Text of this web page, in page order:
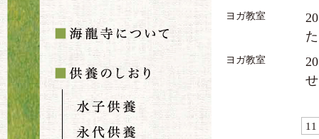
ヨガ教室
ヨガ教室
せ